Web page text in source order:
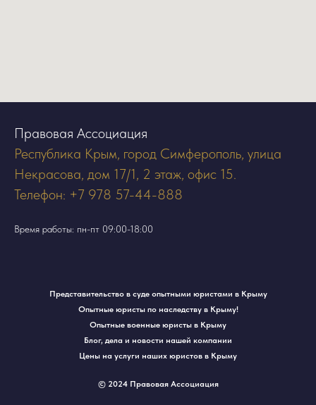
Правовая Ассоциация
Республика Крым, город Симферополь, улица
Некрасова, дом 17/1, 2 этаж, офис 15.
Телефон: +7 978 57-44-888
Время работы: пн-пт 09:00-18:00
Представительство в суде опытными юристами в Крыму
Опытные юристы по наследству в Крыму!
Опытные военные юристы в Крыму
Блог, дела и новости нашей компании
Цены на услуги наших юристов в Крыму
© 2024 Правовая Ассоциация